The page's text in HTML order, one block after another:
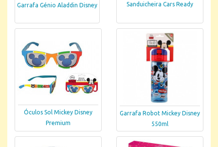
Garrafa Génio Aladdin Disney Sanduicheira Cars Ready
Óculos Sol Mickey Disney
Premium
Garrafa Robot Mickey Disney
550ml